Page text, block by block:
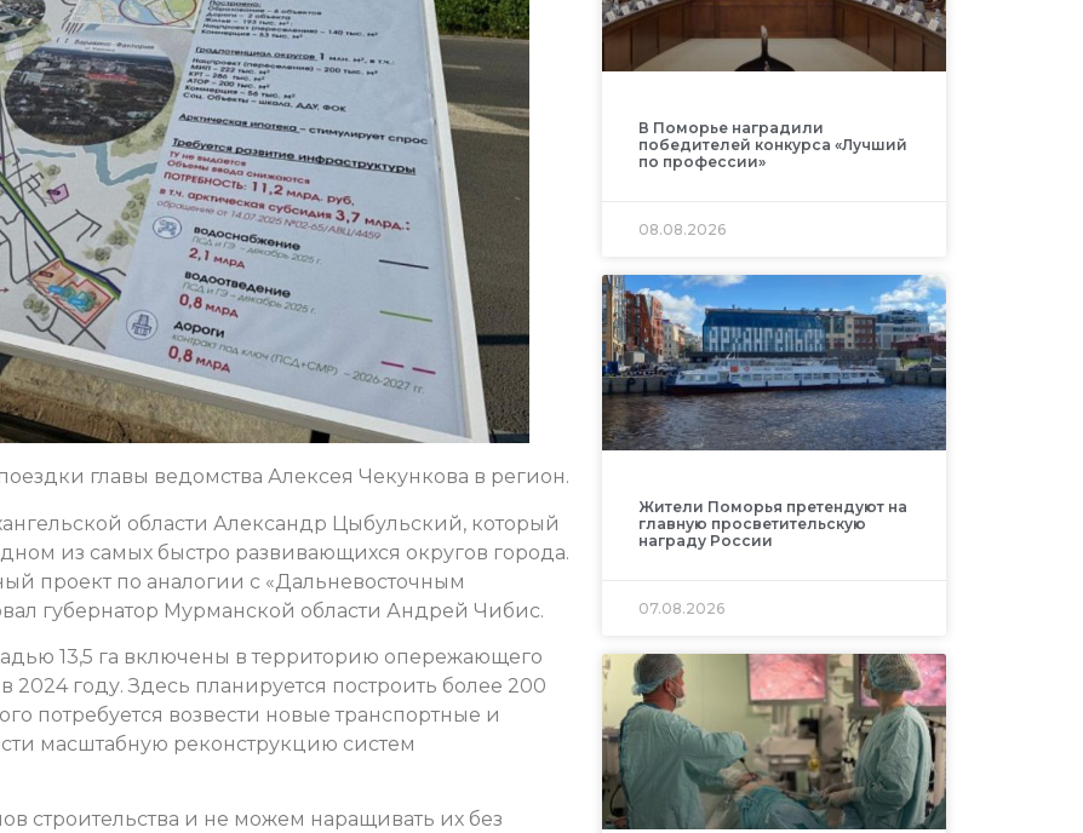
главы ведомства Алексея Чекункова в регион.
области Александр Цыбульский, который
из самых быстро развивающихся округов города.
проект по аналогии с «Дальневосточным
губернатор Мурманской области Андрей Чибис.
13,5 га включены в территорию опережающего
2024 году. Здесь планируется построить более 200
потребуется возвести новые транспортные и
масштабную реконструкцию систем
строительства и не можем наращивать их без
В Поморье наградили
победителей конкурса «Лучший
по профессии»
08.08.2026
Жители Поморья претендуют на
главную просветительскую
награду России
07.08.2026